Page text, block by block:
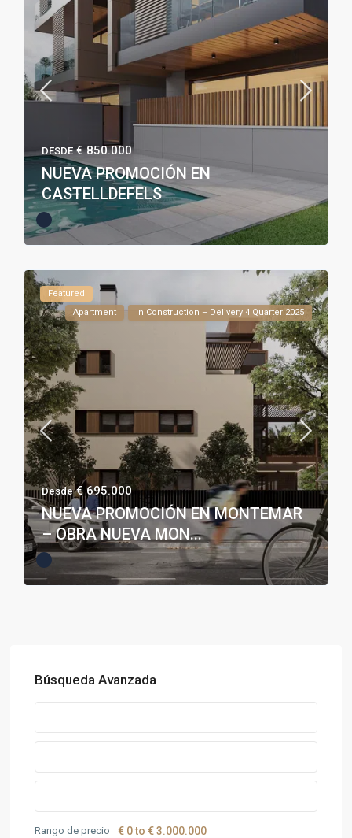
DESDE€ 850.000
NUEVA PROMOCIÓN EN
CASTELLDEFELS
Featured
Apartment
In Construction – Delivery 4 Quarter 2025
Desde€ 695.000
NUEVA PROMOCIÓN EN MONTEMAR
– OBRA NUEVA MON...
Búsqueda Avanzada
Rango de precio € 0 to € 3.000.000